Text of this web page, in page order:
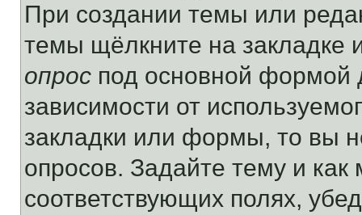
При создании темы или
темы щёлкните на
опрос под основной формой
зависимости от
закладки или формы, то вы
опросов. Задайте тему и
соответствующих полях,